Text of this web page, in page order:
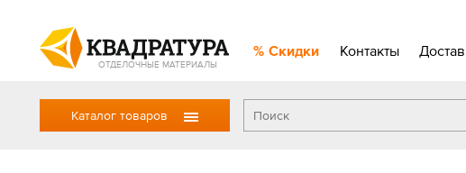
ОТДЕЛОЧНЫЕ МАТЕРИАЛЫ
Скидки Контакты
Каталог товаров